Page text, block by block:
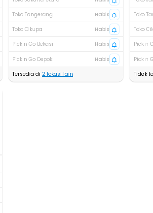
Toko Tangerang
Habis
Toko Cikupa
Habis
Pick n Go Bekasi
Habis
Pick n Go Depok
Habis
Tersedia di 2 lokasi lain
Toko
Toko
Pick n
Pick n
Tidak